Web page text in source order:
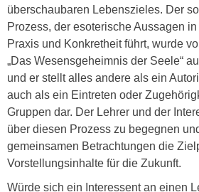
überschaubaren Lebenszieles. Der
Prozess, der esoterische Aussagen
Praxis und Konkretheit führt, wurde
„Das Wesensgeheimnis der Seele“
und er stellt alles andere als ein
auch als ein Eintreten oder
Gruppen dar. Der Lehrer und der
über diesen Prozess zu begegnen
gemeinsamen Betrachtungen die
Vorstellungsinhalte für die Zukunft.
Würde sich ein Interessent an einen